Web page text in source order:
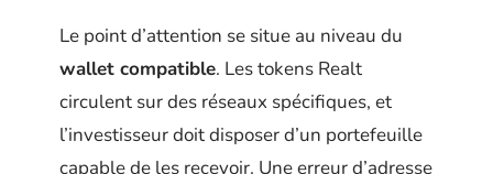
Le point d’attention se situe au niveau du
wallet compatible. Les tokens Realt
circulent sur des réseaux spécifiques, et
l’investisseur doit disposer d’un portefeuille
capable de les recevoir. Une erreur d’adresse